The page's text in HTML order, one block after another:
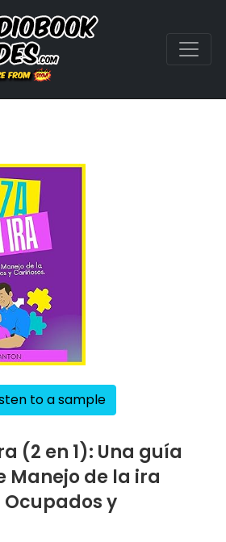
to a sample
(2 en 1): Una guía
Manejo de la ira
y